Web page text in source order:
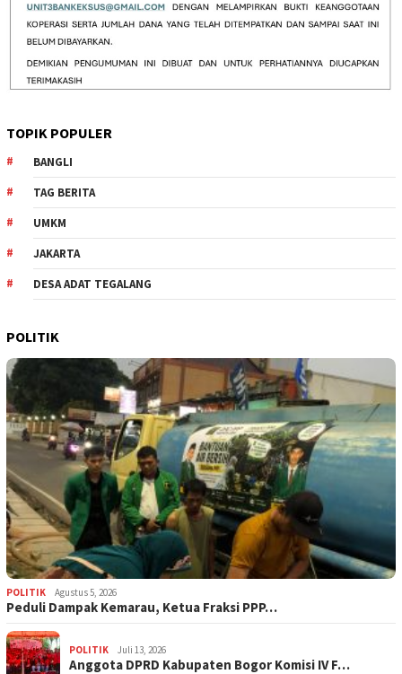
TOPIK POPULER
BANGLI
TAG BERITA
UMKM
JAKARTA
DESA ADAT TEGALANG
POLITIK
POLITIK Agustus 5, 2026
‎Peduli Dampak Kemarau, Ketua Fraksi PPP…
POLITIK Juli 13, 2026
Anggota DPRD Kabupaten Bogor Komisi IV F…